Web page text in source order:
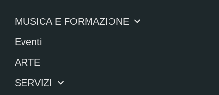
MUSICA E FORMAZIONE
Eventi
ARTE
SERVIZI